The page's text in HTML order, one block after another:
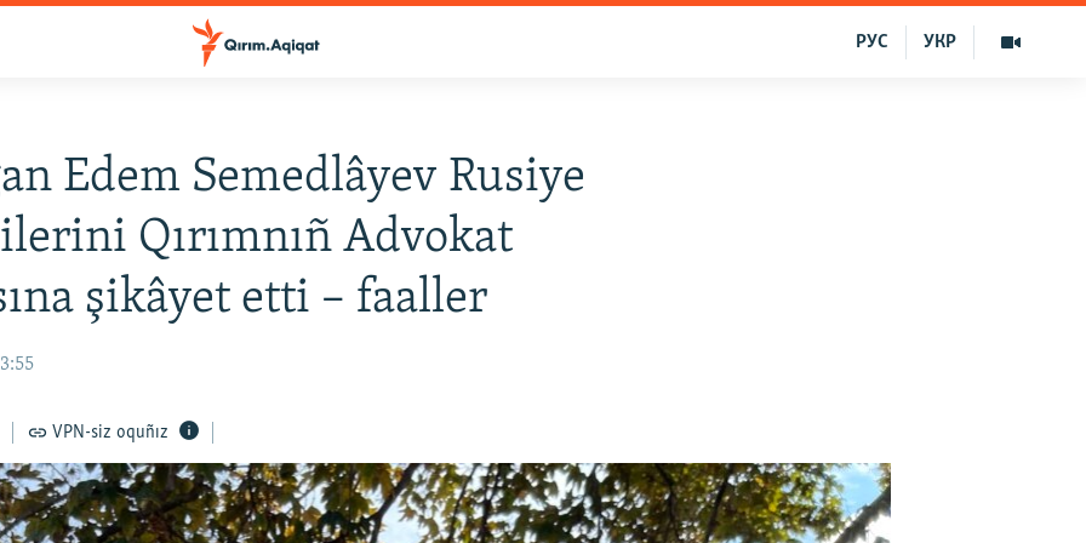
УКР
РУС
Edem Semedlâyev Rusiye
Qırımnıñ Advokat
şikâyet etti – faaller
VPN-siz oquñız